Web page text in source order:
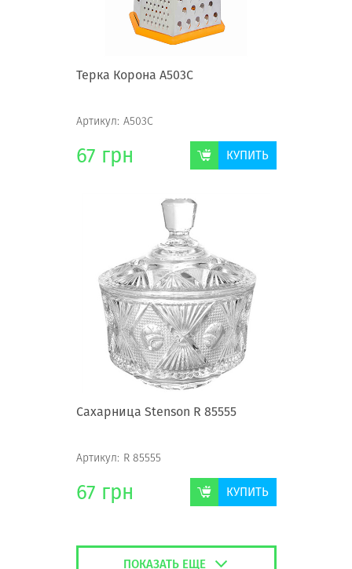
Терка Корона А503С
Артикул: А503С
67 грн КУПИТЬ
Сахарница Stenson R 85555
Артикул: R 85555
67 грн КУПИТЬ
ПОКАЗАТЬ ЕЩЕ